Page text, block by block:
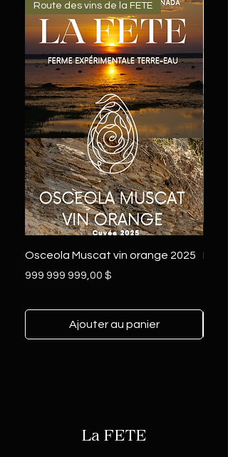
Route des vins de la FETE
Osceola Muscat vin orange 2025
Prix
999 999 999,00 $
Ajouter au panier
L'été
La FETE